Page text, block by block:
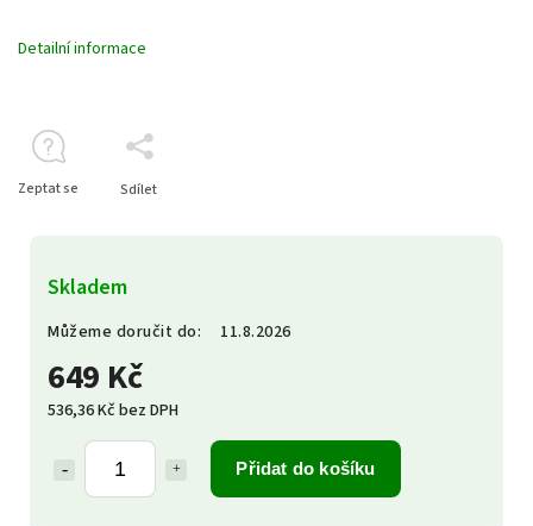
649 Kč
536,36 Kč bez DPH
Přidat do košíku
Skladem
Můžeme doručit do: 11.8.2026
Detailní informace
Zeptat se Sdílet